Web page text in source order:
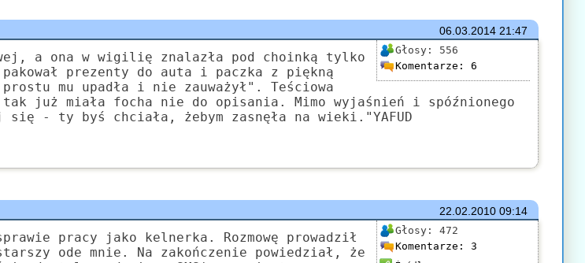
06.03.201421:47
Głosy: 556
Komentarze: 6
a ona w wigilię znalazła pod choinką tylko
prezenty do auta i paczka z piękną
mu upadła i nie zauważył". Teściowa
już miała focha nie do opisania. Mimo wyjaśnień i spóźnionego
- ty byś chciała, żebym zasnęła na wieki."YAFUD
22.02.201009:14
Głosy: 472
Komentarze: 3
pracy jako kelnerka. Rozmowę prowadził
ode mnie. Na zakończenie powiedział, że